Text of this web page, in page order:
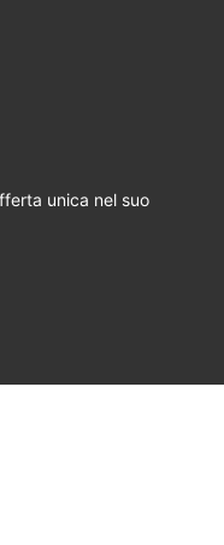
unica nel suo